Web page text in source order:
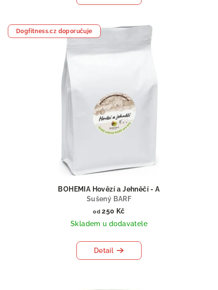
Dogfitness.cz doporučuje
BOHEMIA Hovězí a Jehněčí - A
Sušený BARF
od 250 Kč
Skladem u dodavatele
Detail